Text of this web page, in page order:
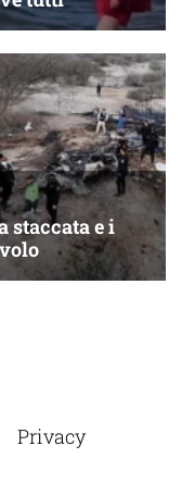
Privacy